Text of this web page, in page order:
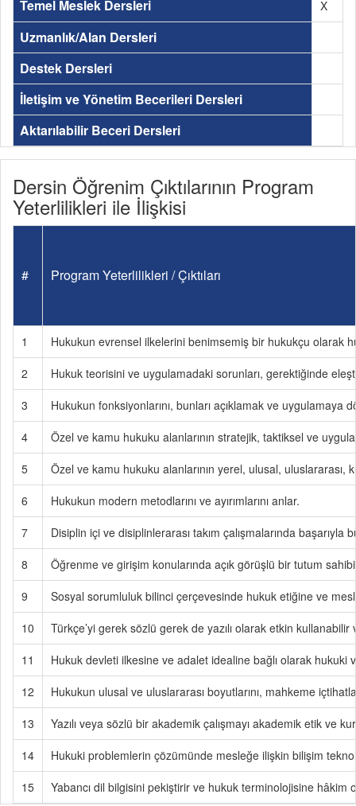
Temel Meslek Dersleri X
Uzmanlık/Alan Dersleri
Destek Dersleri
İletişim ve Yönetim Becerileri Dersleri
Aktarılabilir Beceri Dersleri
Dersin Öğrenim Çıktılarının Program
Yeterlilikleri ile İlişkisi
# Program Yeterlilikleri / Çıktıları
1
Hukukun evrensel ilkelerini benimsemiş bir hukukçu olarak
2
Hukuk teorisini ve uygulamadaki sorunları, gerektiğinde
3
Hukukun fonksiyonlarını, bunları açıklamak ve
4
Özel ve kamu hukuku alanlarının stratejik, taktiksel ve
5
Özel ve kamu hukuku alanlarının yerel, ulusal, uluslararası,
6
Hukukun modern metodlarını ve ayırımlarını anlar.
7
Disiplin içi ve disiplinlerarası takım çalışmalarında başarıyla
8
Öğrenme ve girişim konularında açık görüşlü bir tutum
9
Sosyal sorumluluk bilinci çerçevesinde hukuk etiğine ve
10
Türkçe’yi gerek sözlü gerek de yazılı olarak etkin
11
Hukuk devleti ilkesine ve adalet idealine bağlı olarak hukuki
12
Hukukun ulusal ve uluslararası boyutlarını, mahkeme
13
Yazılı veya sözlü bir akademik çalışmayı akademik etik ve
14
Hukuki problemlerin çözümünde mesleğe ilişkin bilişim
15
Yabancı dil bilgisini pekiştirir ve hukuk terminolojisine hâkim